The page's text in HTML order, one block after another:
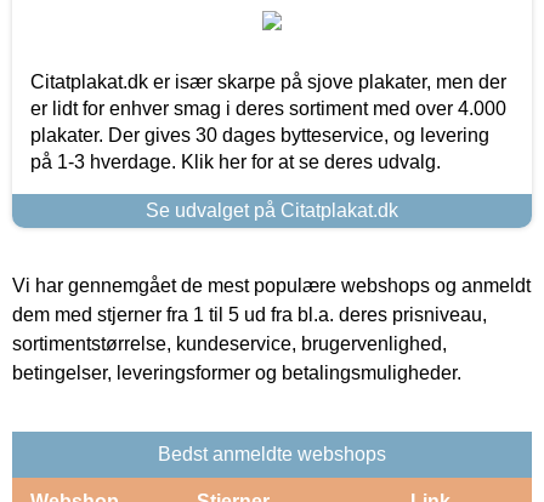
Citatplakat.dk er især skarpe på sjove plakater, men der
er lidt for enhver smag i deres sortiment med over 4.000
plakater. Der gives 30 dages bytteservice, og levering
på 1-3 hverdage. Klik her for at se deres udvalg.
Se udvalget på Citatplakat.dk
Vi har gennemgået de mest populære webshops og anmeldt
dem med stjerner fra 1 til 5 ud fra bl.a. deres prisniveau,
sortimentstørrelse, kundeservice, brugervenlighed,
betingelser, leveringsformer og betalingsmuligheder.
Bedst anmeldte webshops